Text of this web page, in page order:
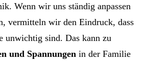
Wenn wir uns ständig anpassen
vermitteln wir den Eindruck, dass
unwichtig sind. Das kann zu
und Spannungen in der Familie